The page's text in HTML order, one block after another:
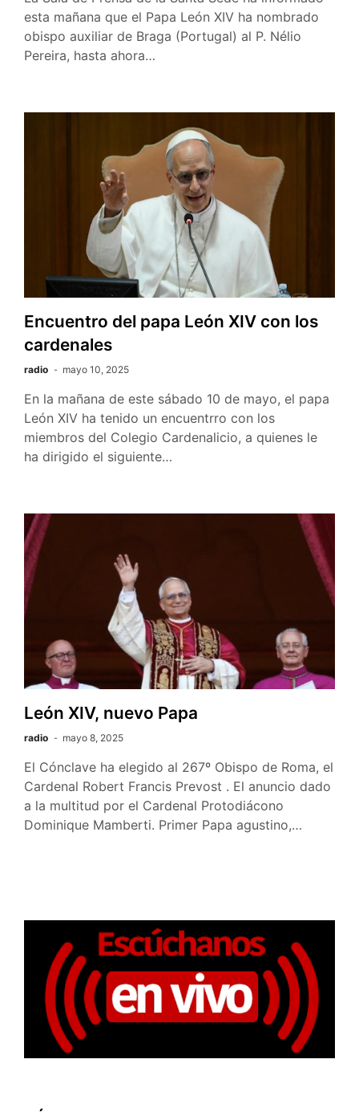
esta mañana que el Papa León XIV ha nombrado
obispo auxiliar de Braga (Portugal) al P. Nélio
Pereira, hasta ahora…
Encuentro del papa León XIV con los
cardenales
radio mayo 10, 2025
En la mañana de este sábado 10 de mayo, el papa
León XIV ha tenido un encuentrro con los
miembros del Colegio Cardenalicio, a quienes le
ha dirigido el siguiente…
León XIV, nuevo Papa
radio mayo 8, 2025
El Cónclave ha elegido al 267º Obispo de Roma, el
Cardenal Robert Francis Prevost . El anuncio dado
a la multitud por el Cardenal Protodiácono
Dominique Mamberti. Primer Papa agustino,…